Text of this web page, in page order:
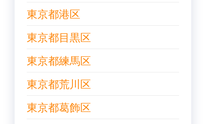
東京都港区
東京都目黒区
東京都練馬区
東京都荒川区
東京都葛飾区